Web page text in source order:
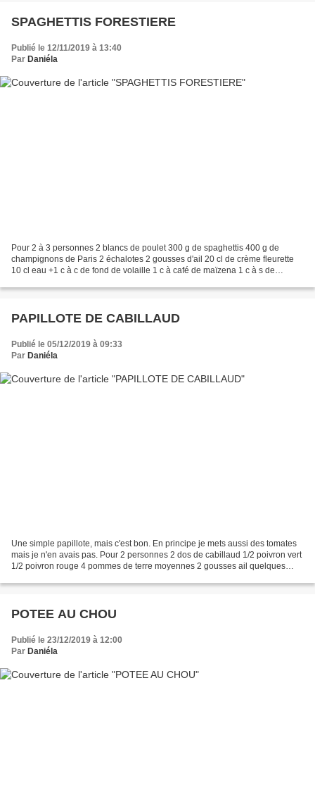
SPAGHETTIS FORESTIERE
Publié le 12/11/2019 à 13:40
Par Daniéla
Pour 2 à 3 personnes 2 blancs de poulet 300 g de spaghettis 400 g de
champignons de Paris 2 échalotes 2 gousses d'ail 20 cl de crème fleurette
10 cl eau +1 c à c de fond de volaille 1 c à café de maïzena 1 c à s de
PAPILLOTE DE CABILLAUD
Publié le 05/12/2019 à 09:33
Par Daniéla
Une simple papillote, mais c'est bon. En principe je mets aussi des tomates
mais je n'en avais pas. Pour 2 personnes 2 dos de cabillaud 1/2 poivron vert
1/2 poivron rouge 4 pommes de terre moyennes 2 gousses ail quelques
POTEE AU CHOU
Publié le 23/12/2019 à 12:00
Par Daniéla